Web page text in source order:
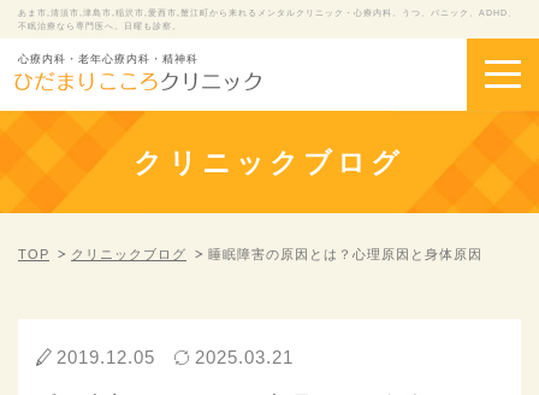
あま市,清須市,津島市,稲沢市,愛西市,蟹江町から来れるメンタルクリニック・心療内科。うつ、パニック、ADHD、
不眠治療なら専門医へ。日曜も診察。
心療内科・老年心療内科・精神科
クリニックブログ
TOP クリニックブログ 睡眠障害の原因とは？心理原因と身体原因
2019.12.05 2025.03.21